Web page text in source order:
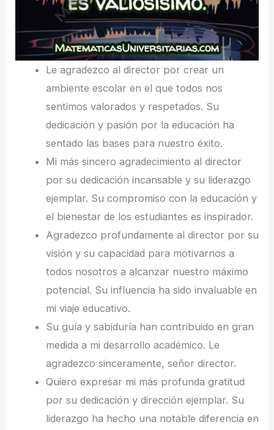
Le agradezco al director por crear un
ambiente escolar en el que todos nos
sentimos valorados y respetados. Su
dedicación y pasión por la educación ha
sentado las bases para nuestro éxito.
Mi más sincero agradecimiento al director
por su dedicación incansable y su liderazgo
ejemplar. Su compromiso con la educación y
el bienestar de los estudiantes es inspirador.
Agradezco profundamente al director por su
visión y su capacidad para motivarnos a
todos nosotros a alcanzar nuestro máximo
potencial. Su influencia ha sido invaluable en
mi viaje educativo.
Su guía y sabiduría han contribuido en gran
medida a mi desarrollo académico. Le
agradezco sinceramente, señor director.
Quiero expresar mi más profunda gratitud
por su dedicación y dirección ejemplar. Su
liderazgo ha hecho una notable diferencia en